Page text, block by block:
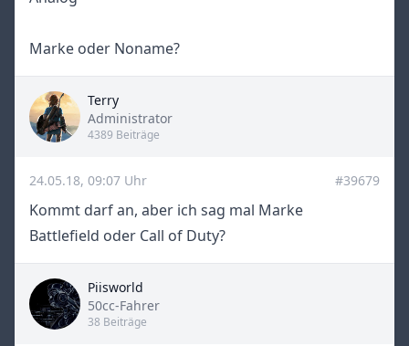
Marke oder Noname?
Terry
Title
Administrator
4389 Beiträge
24.05.18, 09:07 Uhr #39679
Kommt darf an, aber ich sag mal Marke
Battlefield oder Call of Duty?
Piisworld
Title
50cc-Fahrer
38 Beiträge